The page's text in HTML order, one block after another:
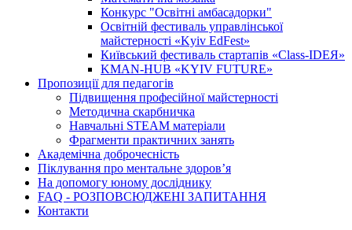
Конкурс "Освітні амбасадорки"
Освітній фестиваль управлінської
майстерності «Kyiv EdFest»
Київський фестиваль стартапів «Class-IDEЯ»
KMAN-HUB «KYIV FUTURE»
Пропозиції для педагогів
Підвищення професійної майстерності
Методична скарбничка
Навчальні STEAM матеріали
Фрагменти практичних занять
Академічна доброчесність
Піклування про ментальне здоровʼя
На допомогу юному досліднику
FAQ - РОЗПОВСЮДЖЕНІ ЗАПИТАННЯ
Контакти